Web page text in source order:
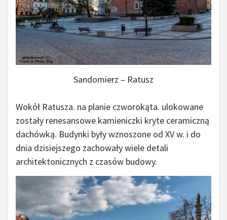
Sandomierz – Ratusz
Wokół Ratusza. na planie czworokąta. ulokowane
zostały renesansowe kamieniczki kryte ceramiczną
dachówką. Budynki były wznoszone od XV w. i do
dnia dzisiejszego zachowały wiele detali
architektonicznych z czasów budowy.